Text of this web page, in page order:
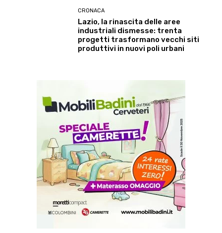
CRONACA
Lazio, la rinascita delle aree
industriali dismesse: trenta
progetti trasformano vecchi siti
produttivi in nuovi poli urbani